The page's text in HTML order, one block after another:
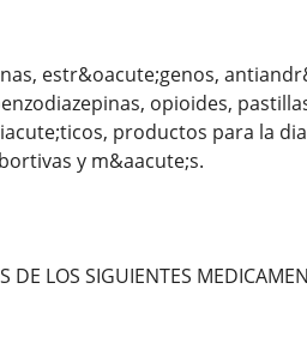
estr&oacute;genos,
opioides,
productos para la
y m&aacute;s.
LOS SIGUIENTES